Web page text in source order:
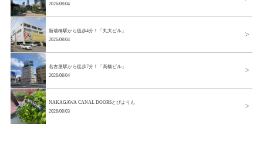
2026/08/04
新瑞橋駅から徒歩4分！「丸大ビル」
2026/08/04
名古屋駅から徒歩7分！「高橋ビル」
2026/08/04
NAKAGAWA CANAL DOORSとぴよりん
2026/08/03